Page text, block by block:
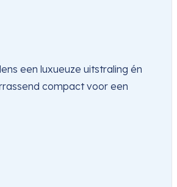
een luxueuze uitstraling én
compact voor een